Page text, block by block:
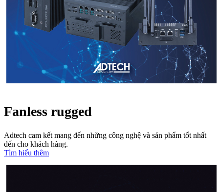
Fanless rugged
Adtech cam kết mang đến những công nghệ và sản phẩm tốt nhất
đến cho khách hàng.
Tìm hiểu thêm